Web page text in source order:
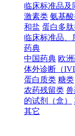
临床标准品及
激素类 氨基
和盐 蛋白多
临床标准品、
药典
中国药典 欧
体外诊断（
蛋白质类 糖类
农药残留类
的试剂（盒）
其它